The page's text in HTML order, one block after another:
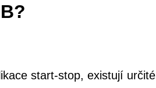
start-stop, existují určité